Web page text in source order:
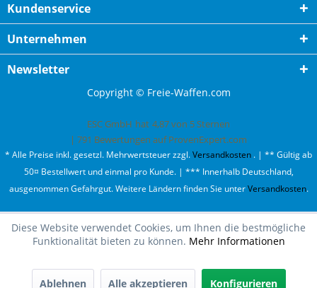
Kundenservice
Unternehmen
Newsletter
Copyright © Freie-Waffen.com
ESC GmbH hat 4,87von 5Sternen
| 791 Bewertungen auf ProvenExpert.com
* Alle Preise inkl. gesetzl. Mehrwertsteuer zzgl.Versandkosten . | ** Gültig ab
50¤ Bestellwert und einmal pro Kunde. | *** Innerhalb Deutschland,
ausgenommen Gefahrgut. Weitere Ländern finden Sie unterVersandkosten.
Diese Website verwendet Cookies, um Ihnen die bestmögliche
Funktionalität bieten zu können. Mehr Informationen
Ablehnen Alle akzeptieren Konfigurieren